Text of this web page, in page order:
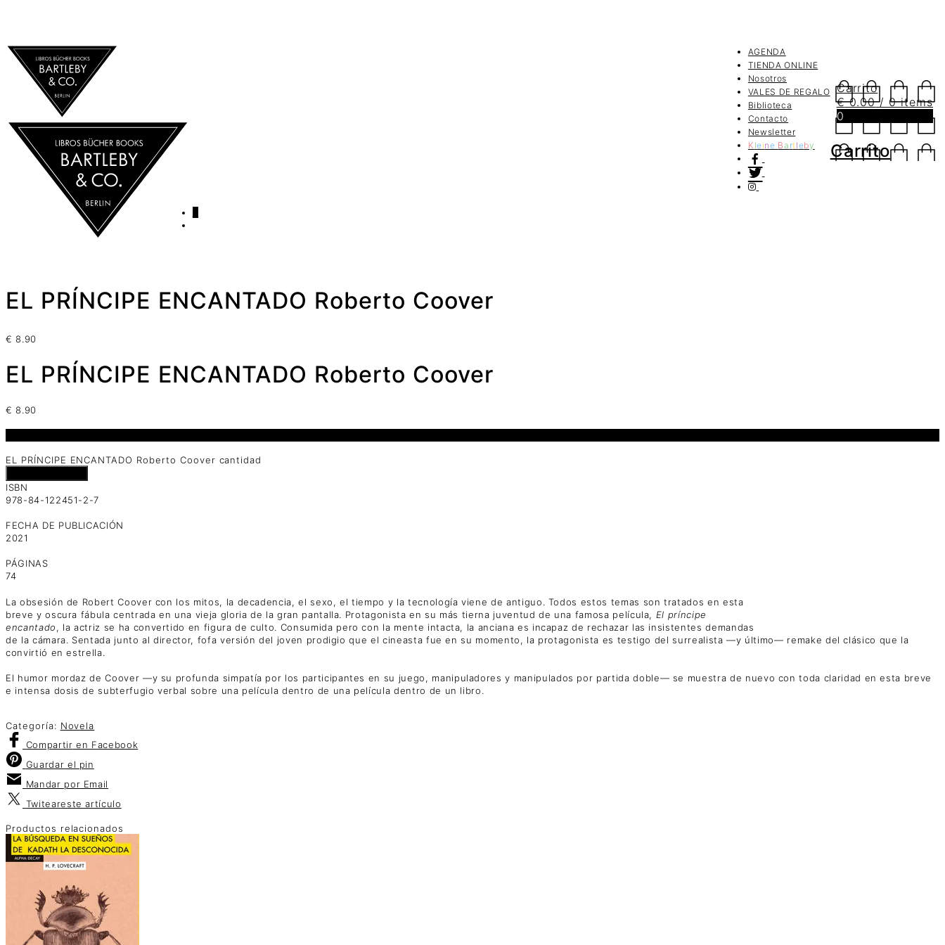
AGENDA
TIENDA ONLINE
Nosotros
VALES DE REGALO
Biblioteca
Contacto
Newsletter
K leine Ba rtleby
Carrito
€0.00 / 0 items
0
Carrito
EL PRÍNCIPE ENCANTADO Roberto Coover
€ 8.90
EL PRÍNCIPE ENCANTADO Roberto Coover
€ 8.90
EL PRÍNCIPE ENCANTADO Roberto Coover cantidad
ISBN
978-84-122451-2-7
FECHA DE PUBLICACIÓN
2021
PÁGINAS
74
La obsesión de Robert Coover con los mitos, la decadencia, el sexo, el tiempo y la tecnología viene de antiguo. Todos estos temas son tratados en esta
breve y oscura fábula centrada en una vieja gloria de la gran pantalla. Protagonista en su más tierna juventud de una famosa película, El príncipe
encantado, la actriz se ha convertido en figura de culto. Consumida pero con la mente intacta, la anciana es incapaz de rechazar las insistentes demandas
de la cámara. Sentada junto al director, fofa versión del joven prodigio que el cineasta fue en su momento, la protagonista es testigo del surrealista —y último— remake del clásico que la
convirtió en estrella.
El humor mordaz de Coover —y su profunda simpatía por los participantes en su juego, manipuladores y manipulados por partida doble— se muestra de nuevo con toda claridad en esta breve
e intensa dosis de subterfugio verbal sobre una película dentro de una película dentro de un libro.
Categoría: Novela
Compartir en Facebook
Guardar el pin
Mandar por Email
Twiteareste artículo
Productos relacionados